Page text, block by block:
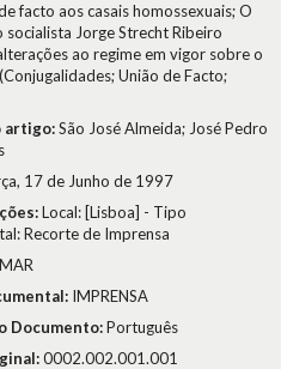
facto aos casais homossexuais; O
Jorge Strecht Ribeiro
ao regime em vigor sobre o
União de Facto;
artigo:São José Almeida; José Pedro
17 de Junho de 1997
Local: [Lisboa] - Tipo
Recorte de Imprensa
IMPRENSA
Documento:Português
0002.002.001.001